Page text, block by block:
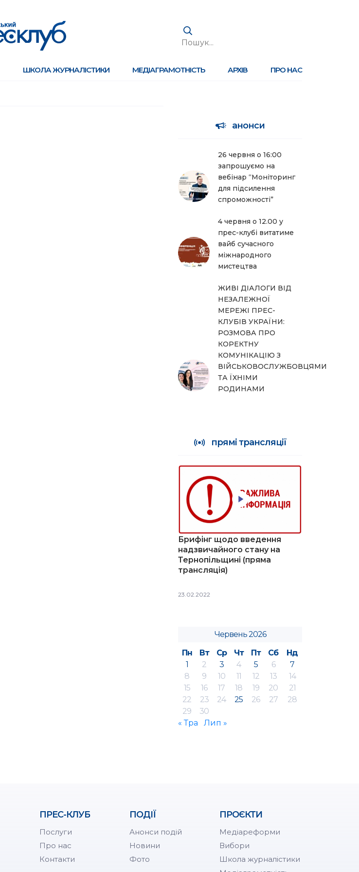
ШКОЛА ЖУРНАЛІСТИКИ МЕДІАГРАМОТНІСТЬ АРХІВ ПРО НАС
анонси
26 червня о 16:00
запрошуємо на
вебінар “Моніторинг
для підсилення
спроможності”
4 червня о 12.00 у
прес-клубі витатиме
вайб сучасного
міжнародного
мистецтва
ЖИВІ ДІАЛОГИ ВІД
НЕЗАЛЕЖНОЇ
МЕРЕЖІ ПРЕС-
КЛУБІВ УКРАЇНИ:
РОЗМОВА ПРО
КОРЕКТНУ
КОМУНІКАЦІЮ З
ВІЙСЬКОВОСЛУЖБОВЦЯМИ
ТА ЇХНІМИ
РОДИНАМИ
прямі трансляції
Брифінг щодо введення
надзвичайного стану на
Тернопільщині (пряма
трансляція)
23.02.2022
Червень 2026
Пн
Вт Ср Чт Пт Сб
Нд
1
2 3 4 5 6
7
8
9 10 11 12 13
14
15
16 17 18 19 20
21
22
23 24 25 26 27
28
29
30
« Тра
Лип »
ПРЕС-КЛУБ
Послуги
Про нас
Контакти
ПОДІЇ
Анонси подій
Новини
Фото
ПРОЄКТИ
Медіареформи
Вибори
Школа журналістики